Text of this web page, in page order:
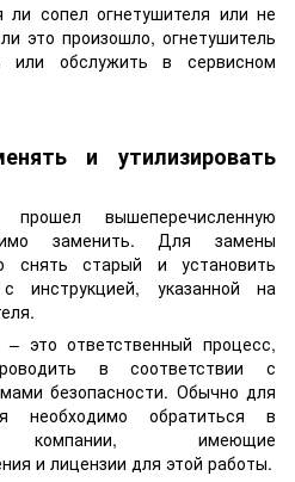
ли сопел огнетушителя или не
это произошло, огнетушитель
или обслужить в сервисном
и утилизировать
вышеперечисленную
заменить. Для замены
снять старый и установить
инструкцией, указанной на
– это ответственный процесс,
в соответствии с
безопасности. Обычно для
необходимо обратиться в
компании, имеющие
и лицензии для этой работы.